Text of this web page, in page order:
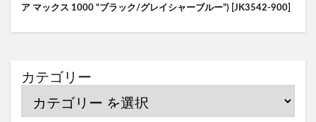
ア マックス 1000 “ブラック/グレイシャーブルー”) [JK3542-900]
カテゴリー